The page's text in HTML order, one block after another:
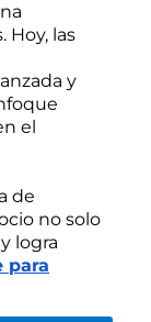
Hoy, las
y
el
de
no solo
logra
para